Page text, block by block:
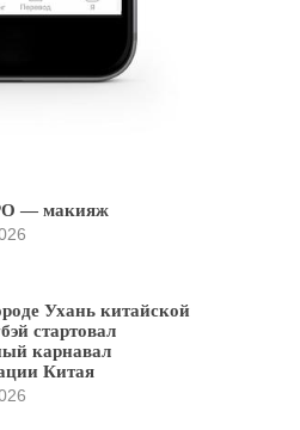
— макияж
Ухань китайской
стартовал
карнавал
Китая